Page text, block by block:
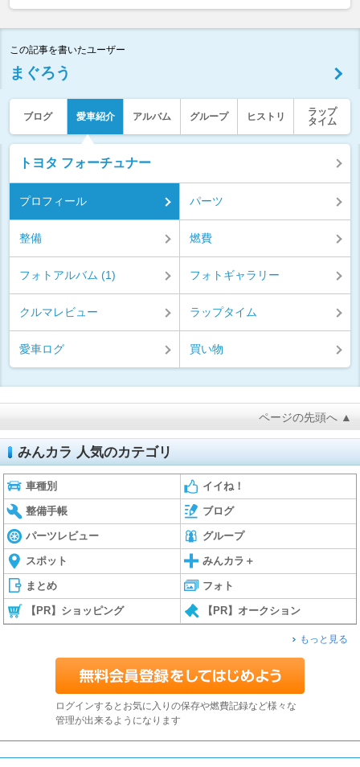
この記事を書いたユーザー
まぐろう
ブログ 愛車紹介 アルバム グループ ヒストリ
ラップ
タイム
トヨタ フォーチュナー
プロフィール パーツ
整備 燃費
フォトアルバム (1) フォトギャラリー
クルマレビュー ラップタイム
愛車ログ 買い物
ページの先頭へ ▲
みんカラ 人気のカテゴリ
車種別 イイね！
整備手帳 ブログ
パーツレビュー グループ
スポット みんカラ＋
まとめ フォト
【PR】ショッピング 【PR】オークション
もっと見る
ログインするとお気に入りの保存や燃費記録など様々な
管理が出来るようになります